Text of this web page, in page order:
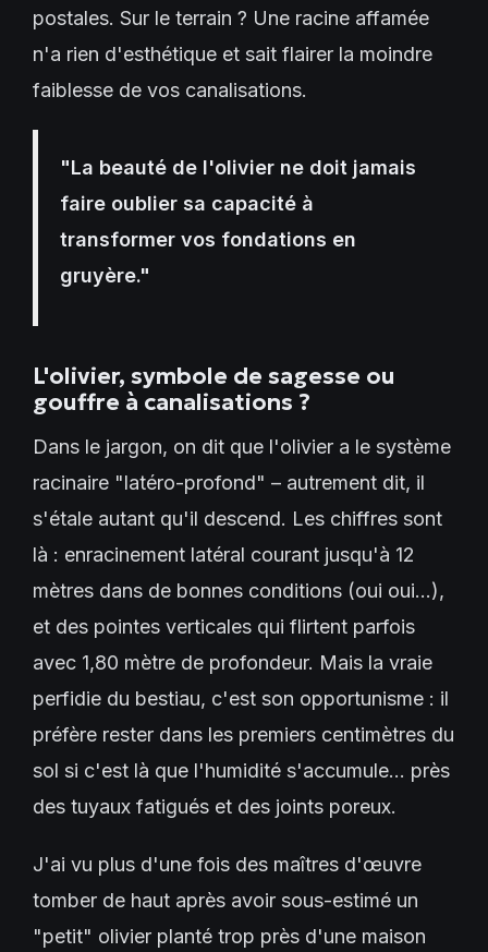
postales. Sur le terrain ? Une racine affamée
n'a rien d'esthétique et sait flairer la moindre
faiblesse de vos canalisations.
"La beauté de l'olivier ne doit jamais
faire oublier sa capacité à
transformer vos fondations en
gruyère."
L'olivier, symbole de sagesse ou
gouffre à canalisations ?
Dans le jargon, on dit que l'olivier a le système
racinaire "latéro-profond" – autrement dit, il
s'étale autant qu'il descend. Les chiffres sont
là : enracinement latéral courant jusqu'à 12
mètres dans de bonnes conditions (oui oui…),
et des pointes verticales qui flirtent parfois
avec 1,80 mètre de profondeur. Mais la vraie
perfidie du bestiau, c'est son opportunisme : il
préfère rester dans les premiers centimètres du
sol si c'est là que l'humidité s'accumule… près
des tuyaux fatigués et des joints poreux.
J'ai vu plus d'une fois des maîtres d'œuvre
tomber de haut après avoir sous-estimé un
"petit" olivier planté trop près d'une maison